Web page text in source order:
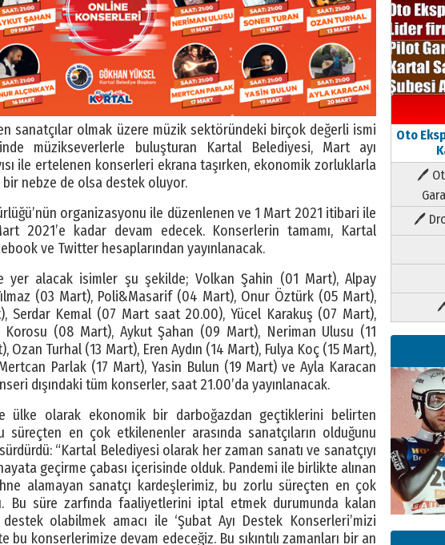
sanatçılar olmak üzere müzik sektöründeki birçok değerli ismi
müzikseverlerle buluşturan Kartal Belediyesi, Mart ayı
ile ertelenen konserleri ekrana taşırken, ekonomik zorluklarla
nebze de olsa destek oluyor.
organizasyonu ile düzenlenen ve 1 Mart 2021 itibari ile
2021’e kadar devam edecek. Konserlerin tamamı, Kartal
ve Twitter hesaplarından yayınlanacak.
yer alacak isimler şu şekilde; Volkan Şahin (01 Mart), Alpay
(03 Mart), Poli&Masarif (04 Mart), Onur Öztürk (05 Mart),
Serdar Kemal (07 Mart saat 20.00), Yücel Karakuş (07 Mart),
Korosu (08 Mart), Aykut Şahan (09 Mart), Neriman Ulusu (11
Ozan Turhal (13 Mart), Eren Aydın (14 Mart), Fulya Koç (15 Mart),
Parlak (17 Mart), Yasin Bulun (19 Mart) ve Ayla Karacan
dışındaki tüm konserler, saat 21.00’da yayınlanacak.
ülke olarak ekonomik bir darboğazdan geçtiklerini belirten
süreçten en çok etkilenenler arasında sanatçıların olduğunu
“Kartal Belediyesi olarak her zaman sanatı ve sanatçıyı
geçirme çabası içerisinde olduk. Pandemi ile birlikte alınan
alamayan sanatçı kardeşlerimiz, bu zorlu süreçten en çok
Bu süre zarfında faaliyetlerini iptal etmek durumunda kalan
olabilmek amacı ile ‘Şubat Ayı Destek Konserleri’mizi
bu konserlerimize devam edeceğiz. Bu sıkıntılı zamanları bir an
Oto
🖊
🖊